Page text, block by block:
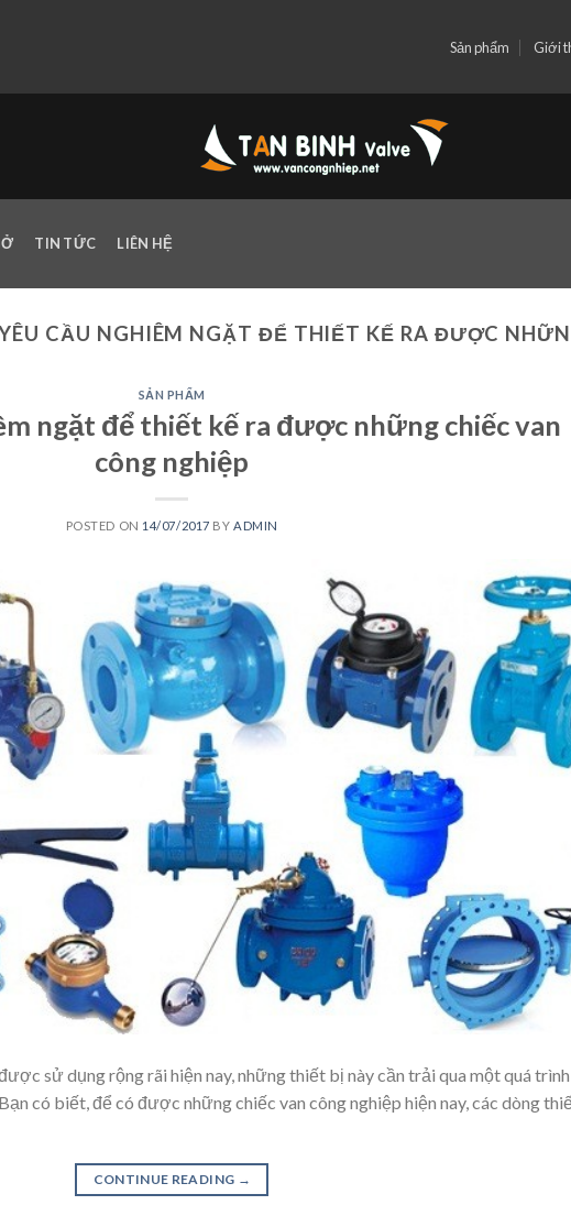
Sản phẩm Giới
TIN TỨC LIÊN HỆ
CẦU NGHIÊM NGẶT ĐỂ THIẾT KẾ RA ĐƯỢC
SẢN PHẨM
ngặt để thiết kế ra được những chiếc van
công nghiệp
POSTED ON 14/07/2017 BYADMIN
sử dụng rộng rãi hiện nay, những thiết bị này cần trải qua một quá trình
có biết, để có được những chiếc van công nghiệp hiện nay, các dòng
CONTINUE READING →